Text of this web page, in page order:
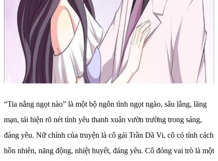
“Tia nắng ngọt nào” là một bộ ngôn tình ngọt ngào, sâu lắng, lãng
mạn, tái hiện rõ nét tình yêu thanh xuân vườn trường trong sáng,
đáng yêu. Nữ chính của truyện là cô gái Trần Dã Vi, cô có tính cách
hồn nhiên, năng động, nhiệt huyết, đáng yêu. Cô đóng vai trò là một